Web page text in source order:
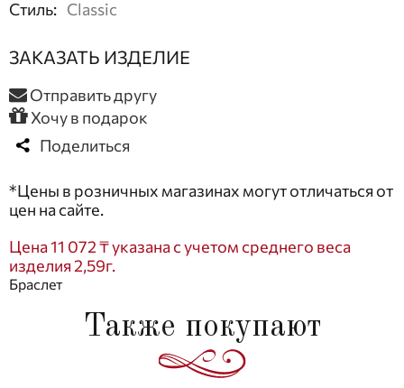
Стиль: Classic
ЗАКАЗАТЬ ИЗДЕЛИЕ
Отправить другу
Хочу в подарок
Поделиться
*Цены в розничных магазинах могут отличаться от
цен на сайте.
Цена 11 072 ₸ указана с учетом среднего веса
изделия 2,59г.
Браслет
Также покупают